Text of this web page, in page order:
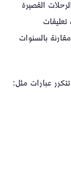
القصيرة
بالسنوات
عبارات مثل: